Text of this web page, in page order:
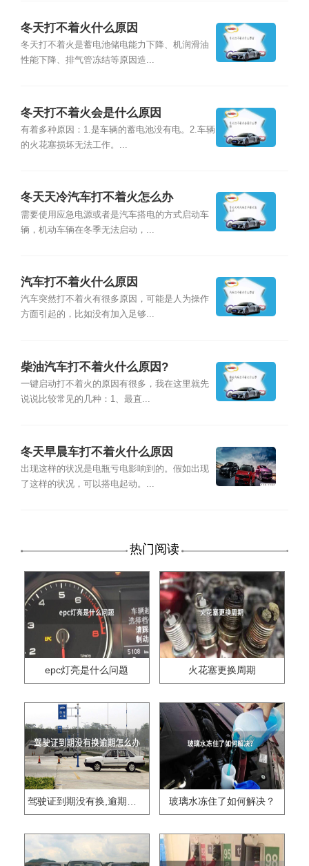
冬天打不着火什么原因
冬天打不着火是蓄电池储电能力下降、机润滑油
性能下降、排气管冻结等原因造...
冬天打不着火会是什么原因
有着多种原因：1.是车辆的蓄电池没有电。2.车辆
的火花塞损坏无法工作。...
冬天天冷汽车打不着火怎么办
需要使用应急电源或者是汽车搭电的方式启动车
辆，机动车辆在冬季无法启动，...
汽车打不着火什么原因
汽车突然打不着火有很多原因，可能是人为操作
方面引起的，比如没有加入足够...
柴油汽车打不着火什么原因?
一键启动打不着火的原因有很多，我在这里就先
说说比较常见的几种：1、最直...
冬天早晨车打不着火什么原因
出现这样的状况是电瓶亏电影响到的。假如出现
了这样的状况，可以搭电起动。...
热门阅读
epc灯亮是什么问题 火花塞更换周期
驾驶证到期没有换,逾期怎么办?? 玻璃水冻住了如何解决？